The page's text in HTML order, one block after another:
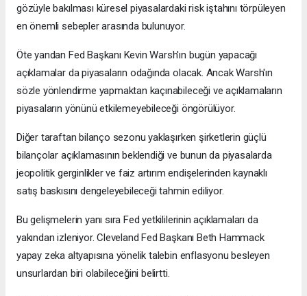
gözüyle bakılması küresel piyasalardaki risk iştahını törpüleyen
en önemli sebepler arasında bulunuyor.
Öte yandan Fed Başkanı Kevin Warsh'ın bugün yapacağı
açıklamalar da piyasaların odağında olacak. Ancak Warsh'ın
sözle yönlendirme yapmaktan kaçınabileceği ve açıklamaların
piyasaların yönünü etkilemeyebileceği öngörülüyor.
Diğer taraftan bilanço sezonu yaklaşırken şirketlerin güçlü
bilançolar açıklamasının beklendiği ve bunun da piyasalarda
jeopolitik gerginlikler ve faiz artırım endişelerinden kaynaklı
satış baskısını dengeleyebileceği tahmin ediliyor.
Bu gelişmelerin yanı sıra Fed yetkililerinin açıklamaları da
yakından izleniyor. Cleveland Fed Başkanı Beth Hammack
yapay zeka altyapısına yönelik talebin enflasyonu besleyen
unsurlardan biri olabileceğini belirtti.